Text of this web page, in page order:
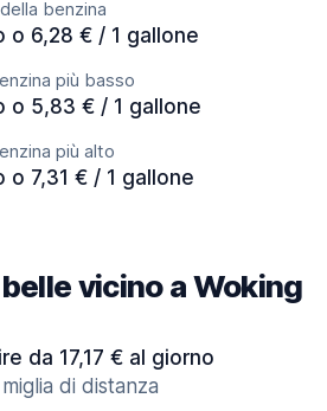
benzina
o 6,28 € / 1 gallone
più basso
o 5,83 € / 1 gallone
più alto
o 7,31 € / 1 gallone
vicino a Woking
da 17,17 € al giorno
di distanza